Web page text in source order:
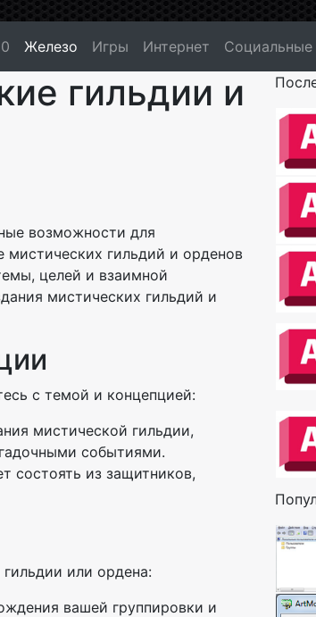
Железо Игры Интернет Социальные
гильдии и
возможности для
мистических гильдий и орденов
целей и взаимной
мистических гильдий и
с темой и концепцией:
мистической гильдии,
событиями.
состоять из защитников,
или ордена:
вашей группировки и